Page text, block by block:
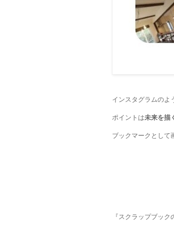
インスタグラムのよ
ポイントは未来を描
ブックマークとして
『スクラップブッ